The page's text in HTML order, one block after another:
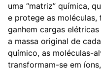
uma “matriz” química,
e protege as
ganhem cargas
a massa original de
químico, as moléculas-
transformam-se em